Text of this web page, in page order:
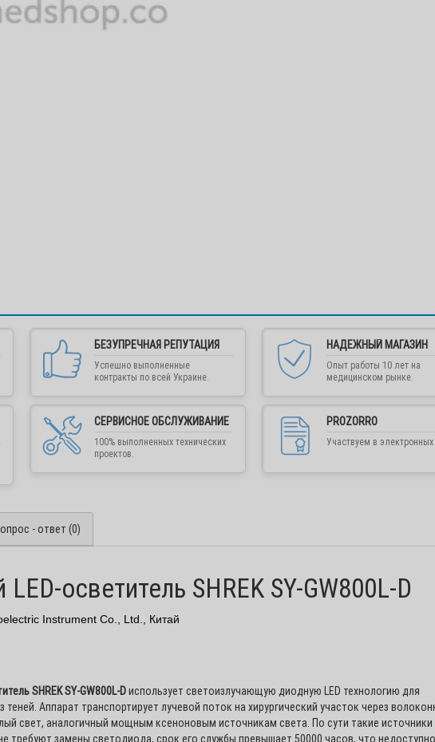
БЕЗУПРЕЧНАЯ РЕПУТАЦИЯ
Успешно выполненные
контракты по всей Украине.
НАДЕЖНЫЙ МАГАЗИН
Опыт работы 10 лет на
медицинском рынке.
СЕРВИСНОЕ ОБСЛУЖИВАНИЕ
100% выполненных технических
проектов.
PROZORRO
Участвуем в электронных
- ответ (0)
осветитель SHREK SY-GW800L-D
Instrument Co., Ltd., Китай
SHREK SY-GW800L-Dиспользует светоизлучающую диодную LED технологию для
теней. Аппарат транспортирует лучевой поток на хирургический участок через
свет, аналогичный мощным ксеноновым источникам света. По сути такие источники
требуют замены светодиода, срок его службы превышает 50000 часов, что
Уважаемые покупатели и партнеры!